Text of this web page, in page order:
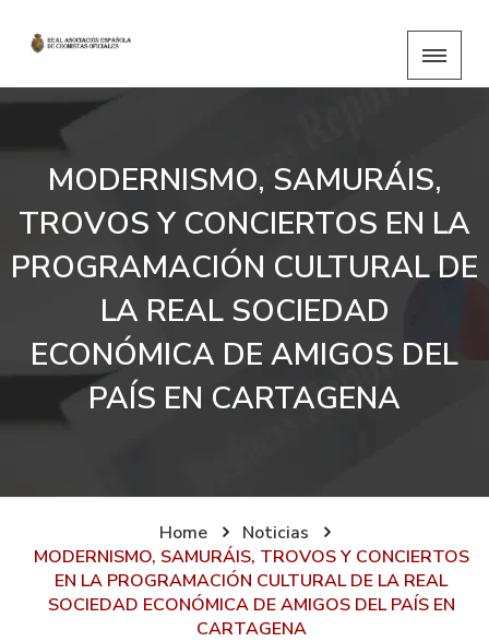
MODERNISMO, SAMURÁIS,
TROVOS Y CONCIERTOS EN LA
PROGRAMACIÓN CULTURAL DE
LA REAL SOCIEDAD
ECONÓMICA DE AMIGOS DEL
PAÍS EN CARTAGENA
Home
Noticias
MODERNISMO, SAMURÁIS, TROVOS Y CONCIERTOS
EN LA PROGRAMACIÓN CULTURAL DE LA REAL
SOCIEDAD ECONÓMICA DE AMIGOS DEL PAÍS EN
CARTAGENA